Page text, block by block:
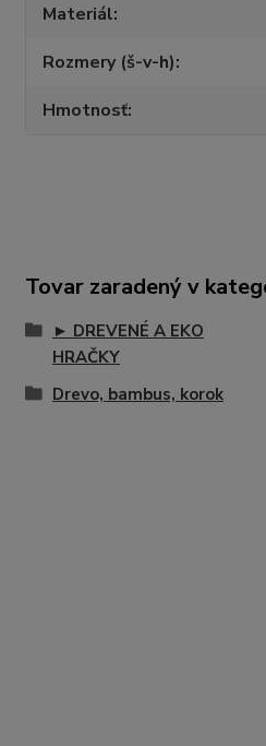
Materiál
Rozmery (š-v-h)
Hmotnosť
Tovar zaradený v
► DREVENÉ A EKO
HRAČKY
Drevo, bambus, korok